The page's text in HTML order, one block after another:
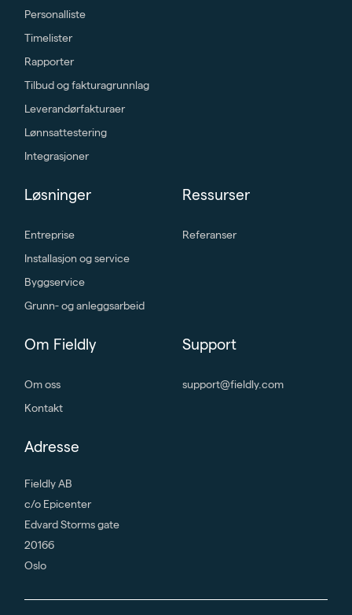
Løsninger Ressurser
Om Fieldly Support
Personalliste
Timelister
Rapporter
Tilbud og fakturagrunnlag
Leverandørfakturaer
Lønnsattestering
Integrasjoner
support@fieldly.com
Entreprise
Installasjon og service
Byggservice
Grunn- og anleggsarbeid
Referanser
Adresse
Om oss
Kontakt
Fieldly AB
c/o Epicenter
Edvard Storms gate
20166
Oslo